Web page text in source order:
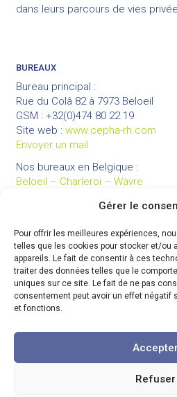
Gérer le
Pour offrir les meilleures expériences,
telles que les cookies pour stocker et/ou
appareils. Le fait de consentir à ces
traiter des données telles que le
uniques sur ce site. Le fait de ne pas
consentement peut avoir un effet négatif
et fonctions.
Accepter
Refuser
dans leurs parcours de vies
BUREAUX
Bureau principal :
Rue du Colâ 82 à 7973 Beloeil
GSM : +32(0)474 80 22 19
Site web : www.cepha-rh.com
Envoyer un mail
Nos bureaux en Belgique :
Beloeil – Charleroi – Wavre
LIENS UTILES
Mentions légales
Conditions générales de vente
Politique de confidentialité
Partenaires
Code de déontologie